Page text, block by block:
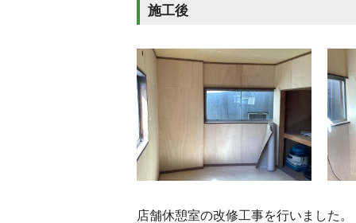
施工後
店舗休憩室の改修工事を行いました。